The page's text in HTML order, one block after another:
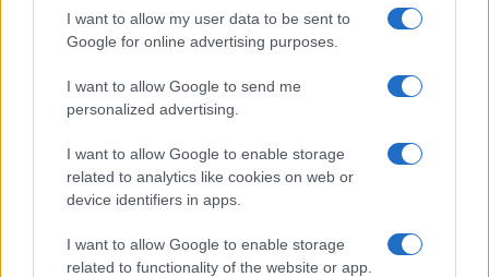
I want to allow my user data to be sent to
Google for online advertising purposes.
I want to allow Google to send me
personalized advertising.
I want to allow Google to enable storage
related to analytics like cookies on web or
device identifiers in apps.
I want to allow Google to enable storage
related to functionality of the website or app.
akusztikai paneleket hoz létre. Az alapanyag korábban nem
volt visszaforgatható, ő azonban rájött, miként tudja
kihasználni az előnyös tulajdonságait, és funkcionális
terméket létrehozni belőle. A gyapjú természetes zajelnyelő
tulajdonságát kihasználva moduláris paneleket készít,
amelyeket hangszigetelésre lehet használni. Mivel a gyapjú
könnyen színezhető, e lapoknak egyedi karaktert tud adni,
és dekorfalakat építhet belőlük. Érdemes elolvasni a
diplomamunkáját, amelyben részletesen elmagyarázza,